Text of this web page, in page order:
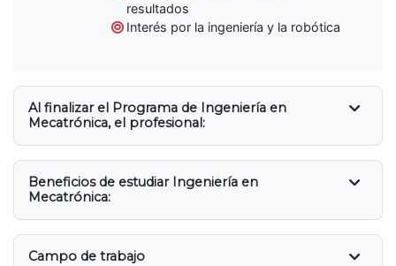
resultados
Interés por la ingeniería y la robótica
Al finalizar el Programa de Ingeniería en
Mecatrónica, el profesional:
Beneficios de estudiar Ingeniería en
Mecatrónica:
Campo de trabajo